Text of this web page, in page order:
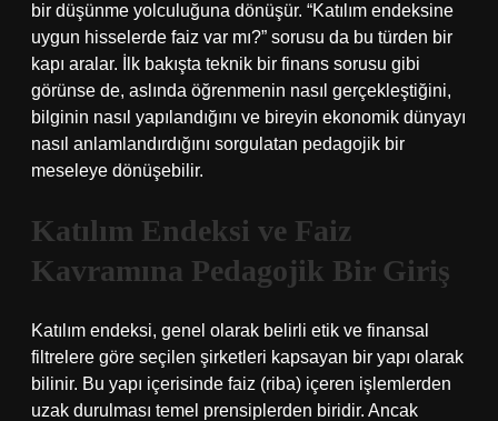
bir düşünme yolculuğuna dönüşür. “Katılım endeksine
uygun hisselerde faiz var mı?” sorusu da bu türden bir
kapı aralar. İlk bakışta teknik bir finans sorusu gibi
görünse de, aslında öğrenmenin nasıl gerçekleştiğini,
bilginin nasıl yapılandığını ve bireyin ekonomik dünyayı
nasıl anlamlandırdığını sorgulatan pedagojik bir
meseleye dönüşebilir.
Katılım Endeksi ve Faiz
Kavramına Pedagojik Bir Giriş
Katılım endeksi, genel olarak belirli etik ve finansal
filtrelere göre seçilen şirketleri kapsayan bir yapı olarak
bilinir. Bu yapı içerisinde faiz (riba) içeren işlemlerden
uzak durulması temel prensiplerden biridir. Ancak